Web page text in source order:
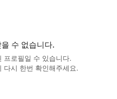
수 없습니다.
프로필일 수 있습니다.
다시 한번 확인해주세요.